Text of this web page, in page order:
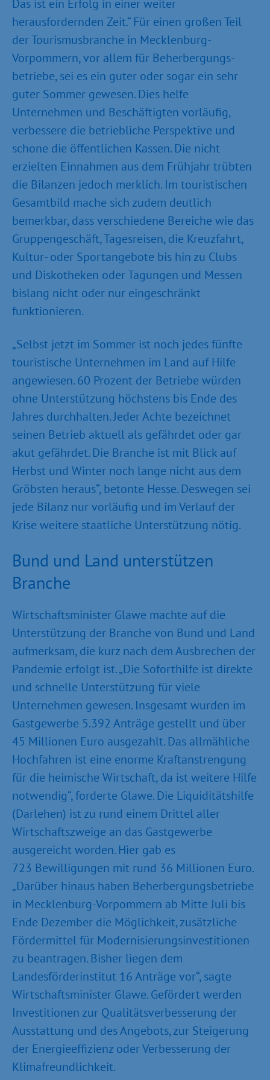
Das ist ein Erfolg in einer weiter
herausfordernden Zeit.“ Für einen großen Teil
der Tourismusbranche in Mecklenburg-
Vorpommern, vor allem für Beherbergungs­
betriebe, sei es ein guter oder sogar ein sehr
guter Sommer gewesen. Dies helfe
Unternehmen und Beschäftigten vorläufig,
verbessere die betriebliche Perspektive und
schone die öffentlichen Kassen. Die nicht
erzielten Einnahmen aus dem Frühjahr trübten
die Bilanzen jedoch merklich. Im touristischen
Gesamtbild mache sich zudem deutlich
bemerkbar, dass verschiedene Bereiche wie das
Gruppengeschäft, Tagesreisen, die Kreuzfahrt,
Kultur- oder Sportangebote bis hin zu Clubs
und Diskotheken oder Tagungen und Messen
bislang nicht oder nur eingeschränkt
funktionieren.
„Selbst jetzt im Sommer ist noch jedes fünfte
touristische Unternehmen im Land auf Hilfe
angewiesen. 60 Prozent der Betriebe würden
ohne Unterstützung höchstens bis Ende des
Jahres durchhalten. Jeder Achte bezeichnet
seinen Betrieb aktuell als gefährdet oder gar
akut gefährdet. Die Branche ist mit Blick auf
Herbst und Winter noch lange nicht aus dem
Gröbsten heraus“, betonte Hesse. Deswegen sei
jede Bilanz nur vorläufig und im Verlauf der
Krise weitere staatliche Unterstützung nötig.
Bund und Land unterstützen
Branche
Wirtschaftsminister Glawe machte auf die
Unterstützung der Branche von Bund und Land
aufmerksam, die kurz nach dem Ausbrechen der
Pandemie erfolgt ist. „Die Soforthilfe ist direkte
und schnelle Unterstützung für viele
Unternehmen gewesen. Insgesamt wurden im
Gastgewerbe 5.392 Anträge gestellt und über
45 Millionen Euro ausgezahlt. Das allmähliche
Hochfahren ist eine enorme Kraftanstrengung
für die heimische Wirtschaft, da ist weitere Hilfe
notwendig“, forderte Glawe. Die Liquiditätshilfe
(Darlehen) ist zu rund einem Drittel aller
Wirtschaftszweige an das Gastgewerbe
ausgereicht worden. Hier gab es
723 Bewilligungen mit rund 36 Millionen Euro.
„Darüber hinaus haben Beherbergungs­betriebe
in Mecklenburg-Vorpommern ab Mitte Juli bis
Ende Dezember die Möglichkeit, zusätzliche
Fördermittel für Modernisierungs­investitionen
zu beantragen. Bisher liegen dem
Landesförderinstitut 16 Anträge vor“, sagte
Wirtschaftsminister Glawe. Gefördert werden
Investitionen zur Qualitäts­verbesserung der
Ausstattung und des Angebots, zur Steigerung
der Energie­effizienz oder Verbesserung der
Klima­freundlichkeit.